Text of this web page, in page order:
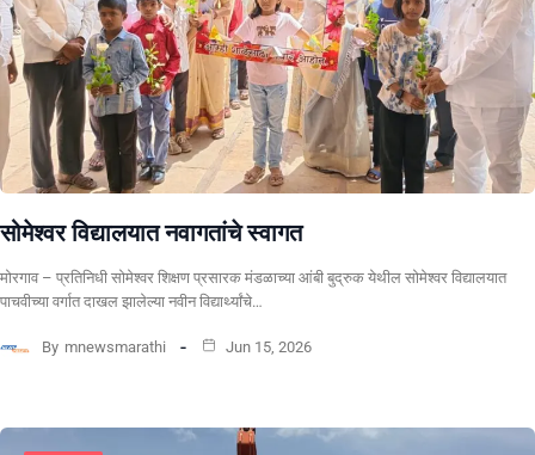
सोमेश्वर विद्यालयात नवागतांचे स्वागत
मोरगाव – प्रतिनिधी सोमेश्वर शिक्षण प्रसारक मंडळाच्या आंबी बुद्रुक येथील सोमेश्वर विद्यालयात
पाचवीच्या वर्गात दाखल झालेल्या नवीन विद्यार्थ्यांचे…
By mnewsmarathi Jun 15, 2026